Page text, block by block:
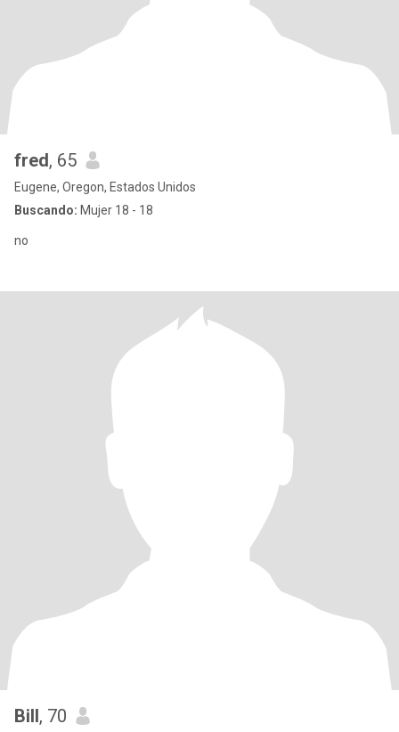
fred, 65
Eugene, Oregon, Estados Unidos
Buscando: Mujer 18 - 18
no
Bill, 70